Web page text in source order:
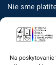
Na
Nie sme
Zásady